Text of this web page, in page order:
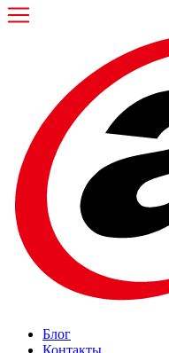
Блог
Контакты